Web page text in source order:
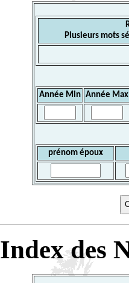
Plusieurs mots
Année Min Année Max
prénom époux
Index des